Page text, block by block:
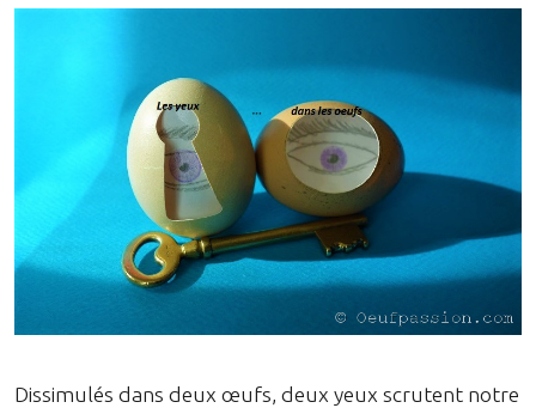
Dissimulés dans deux œufs, deux yeux scrutent notre